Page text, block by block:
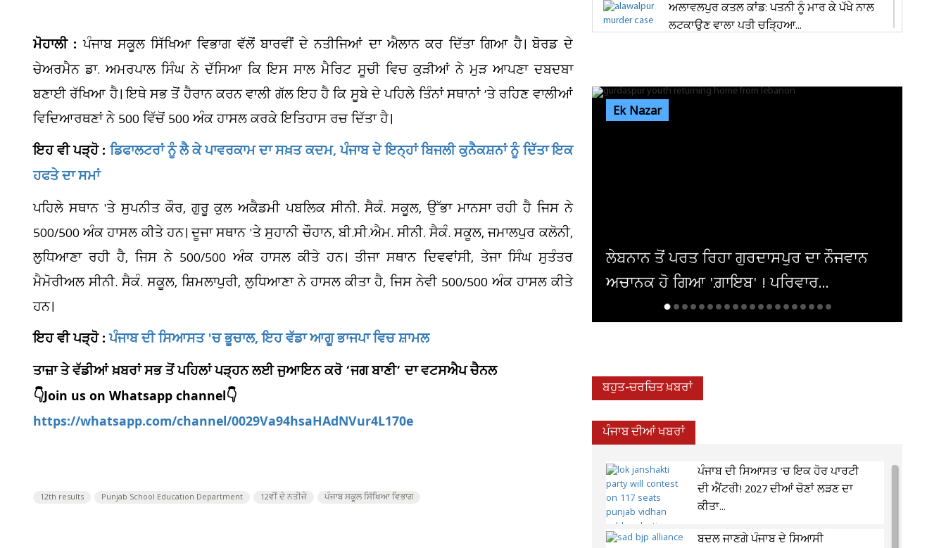
ਮੋਹਾਲੀ : ਪੰਜਾਬ ਸਕੂਲ ਸਿੱਖਿਆ ਵਿਭਾਗ ਵੱਲੋਂ ਬਾਰਵੀਂ ਦੇ ਨਤੀਜਿਆਂ ਦਾ ਐਲਾਨ ਕਰ ਦਿੱਤਾ ਗਿਆ ਹੈ। ਬੋਰਡ ਦੇ
ਚੇਅਰਮੈਨ ਡਾ. ਅਮਰਪਾਲ ਸਿੰਘ ਨੇ ਦੱਸਿਆ ਕਿ ਇਸ ਸਾਲ ਮੈਰਿਟ ਸੂਚੀ ਵਿਚ ਕੁੜੀਆਂ ਨੇ ਮੁੜ ਆਪਣਾ ਦਬਦਬਾ
ਬਣਾਈ ਰੱਖਿਆ ਹੈ। ਇਥੇ ਸਭ ਤੋਂ ਹੈਰਾਨ ਕਰਨ ਵਾਲੀ ਗੱਲ ਇਹ ਹੈ ਕਿ ਸੂਬੇ ਦੇ ਪਹਿਲੇ ਤਿੰਨਾਂ ਸਥਾਨਾਂ ’ਤੇ ਰਹਿਣ ਵਾਲੀਆਂ
ਵਿਦਿਆਰਥਣਾਂ ਨੇ 500 ਵਿੱਚੋਂ 500 ਅੰਕ ਹਾਸਲ ਕਰਕੇ ਇਤਿਹਾਸ ਰਚ ਦਿੱਤਾ ਹੈ।
ਇਹ ਵੀ ਪੜ੍ਹੋ : ਡਿਫਾਲਟਰਾਂ ਨੂੰ ਲੈ ਕੇ ਪਾਵਰਕਾਮ ਦਾ ਸਖ਼ਤ ਕਦਮ, ਪੰਜਾਬ ਦੇ ਇਨ੍ਹਾਂ ਬਿਜਲੀ ਕੁਨੈਕਸ਼ਨਾਂ ਨੂੰ ਦਿੱਤਾ ਇਕ
ਹਫਤੇ ਦਾ ਸਮਾਂ
ਪਹਿਲੇ ਸਥਾਨ 'ਤੇ ਸੁਪਨੀਤ ਕੌਰ, ਗੁਰੂ ਕੁਲ ਅਕੈਡਮੀ ਪਬਲਿਕ ਸੀਨੀ. ਸੈਕੰ. ਸਕੂਲ, ਉੱਭਾ ਮਾਨਸਾ ਰਹੀ ਹੈ ਜਿਸ ਨੇ
500/500 ਅੰਕ ਹਾਸਲ ਕੀਤੇ ਹਨ। ਦੂਜਾ ਸਥਾਨ 'ਤੇ ਸੁਹਾਨੀ ਚੌਹਾਨ, ਬੀ.ਸੀ.ਐਮ. ਸੀਨੀ. ਸੈਕੰ. ਸਕੂਲ, ਜਮਾਲਪੁਰ ਕਲੋਨੀ,
ਲੁਧਿਆਣਾ ਰਹੀ ਹੈ, ਜਿਸ ਨੇ 500/500 ਅੰਕ ਹਾਸਲ ਕੀਤੇ ਹਨ। ਤੀਜਾ ਸਥਾਨ ਦਿਵਵਾਂਸੀ, ਤੇਜਾ ਸਿੰਘ ਸੁਤੰਤਰ
ਮੈਮੋਰੀਅਲ ਸੀਨੀ. ਸੈਕੰ. ਸਕੂਲ, ਸ਼ਿਮਲਾਪੁਰੀ, ਲੁਧਿਆਣਾ ਨੇ ਹਾਸਲ ਕੀਤਾ ਹੈ, ਜਿਸ ਨੇਵੀ 500/500 ਅੰਕ ਹਾਸਲ ਕੀਤੇ
ਹਨ।
ਇਹ ਵੀ ਪੜ੍ਹੋ :ਪੰਜਾਬ ਦੀ ਸਿਆਸਤ 'ਚ ਭੂਚਾਲ, ਇਹ ਵੱਡਾ ਆਗੂ ਭਾਜਪਾ ਵਿਚ ਸ਼ਾਮਲ
ਤਾਜ਼ਾ ਤੇ ਵੱਡੀਆਂ ਖ਼ਬਰਾਂ ਸਭ ਤੋਂ ਪਹਿਲਾਂ ਪੜ੍ਹਨ ਲਈ ਜੁਆਇਨ ਕਰੋ ‘ਜਗ ਬਾਣੀ’ ਦਾ ਵਟਸਐਪ ਚੈਨਲ
👇Join us on Whatsapp channel👇
https://whatsapp.com/channel/0029Va94hsaHAdNVur4L170e
12th results Punjab School Education Department 12ਵੀਂ ਦੇ ਨਤੀਜੇ ਪੰਜਾਬ ਸਕੂਲ ਸਿੱਖਿਆ ਵਿਭਾਗ
ਅਲਾਵਲਪੁਰ ਕਤਲ ਕਾਂਡ: ਪਤਨੀ ਨੂੰ ਮਾਰ ਕੇ ਪੱਖੇ ਨਾਲ
ਲਟਕਾਉਣ ਵਾਲਾ ਪਤੀ ਚੜ੍ਹਿਆ...
Ek Nazar
ਲੇਬਨਾਨ ਤੋਂ ਪਰਤ ਰਿਹਾ ਗੁਰਦਾਸਪੁਰ ਦਾ ਨੌਜਵਾਨ
ਅਚਾਨਕ ਹੋ ਗਿਆ 'ਗ਼ਾਇਬ' ! ਪਰਿਵਾਰ...
ਮਾਂ ਨੇ ਧੀ ਨੂੰ ਫ਼ੋਨ ਚਲਾਉਣ ਤੋਂ ਰੋਕਿਆ ਤਾਂ
ਵਿਛ ਗਏ ਸੱਥਰ ! ਹੋਸ਼ ਉਡਾ...
ਬਹੁਤ-ਚਰਚਿਤ ਖ਼ਬਰਾਂ
ਪੰਜਾਬ ਦੀਆਂ ਖਬਰਾਂ
ਪੰਜਾਬ ਦੀ ਸਿਆਸਤ 'ਚ ਇਕ ਹੋਰ ਪਾਰਟੀ
ਦੀ ਐਂਟਰੀ! 2027 ਦੀਆਂ ਚੋਣਾਂ ਲੜਣ ਦਾ
ਕੀਤਾ...
ਬਦਲ ਜਾਣਗੇ ਪੰਜਾਬ ਦੇ ਸਿਆਸੀ